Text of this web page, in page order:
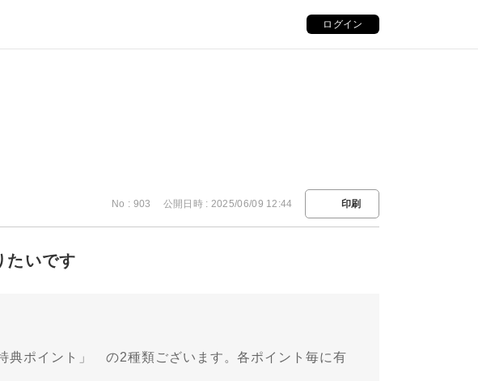
ログイン
No : 903 公開日時 : 2025/06/09 12:44 印刷
たいです
典ポイント」 の2種類ございます。各ポイント毎に有